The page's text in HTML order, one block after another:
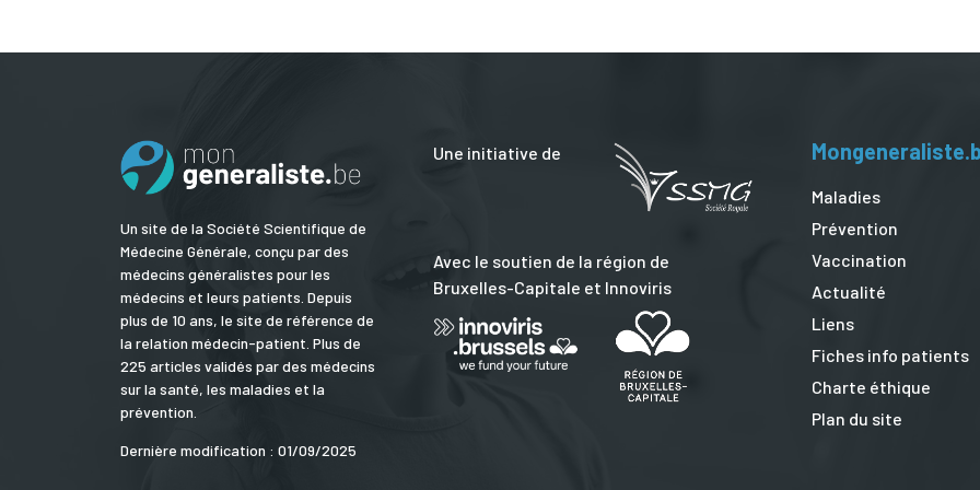
Un site de la Société Scientifique de
Médecine Générale, conçu par des
médecins généralistes pour les
médecins et leurs patients. Depuis
plus de 10 ans, le site de référence de
la relation médecin-patient. Plus de
225 articles validés par des médecins
sur la santé, les maladies et la
prévention.
Dernière modification : 01/09/2025
Une initiative de
Avec le soutien de la région de
Bruxelles-Capitale et Innoviris
Maladies
Prévention
Vaccination
Actualité
Liens
Fiches info patients
Charte éthique
Plan du site